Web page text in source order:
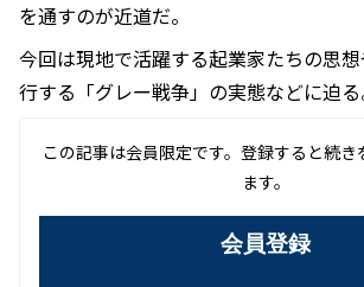
を通すのが近道だ。
今回は現地で活躍する起業家たちの思
行する「グレー戦争」の実態などに迫る
この記事は会員限定です。登録すると続
ます。
会員登録